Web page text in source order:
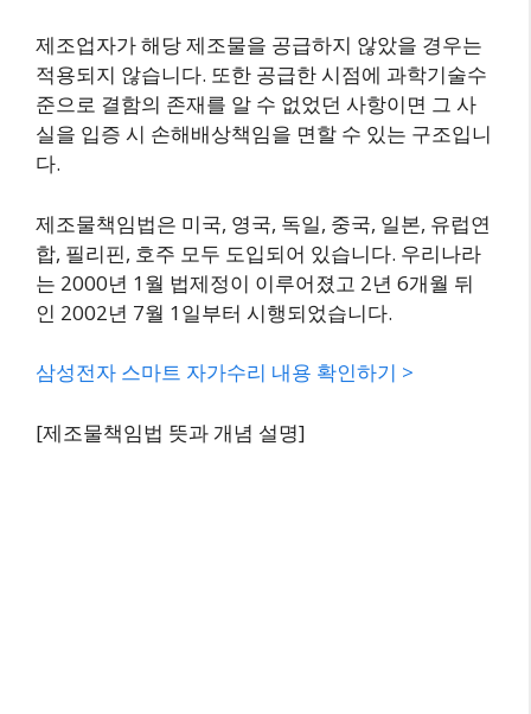
제조업자가 해당 제조물을 공급하지 않았을 경우는
적용되지 않습니다. 또한 공급한 시점에 과학기술수
준으로 결함의 존재를 알 수 없었던 사항이면 그 사
실을 입증 시 손해배상책임을 면할 수 있는 구조입니
다.
제조물책임법은 미국, 영국, 독일, 중국, 일본, 유럽연
합, 필리핀, 호주 모두 도입되어 있습니다. 우리나라
는 2000년 1월 법제정이 이루어졌고 2년 6개월 뒤
인 2002년 7월 1일부터 시행되었습니다.
삼성전자 스마트 자가수리 내용 확인하기 >
[제조물책임법 뜻과 개념 설명]